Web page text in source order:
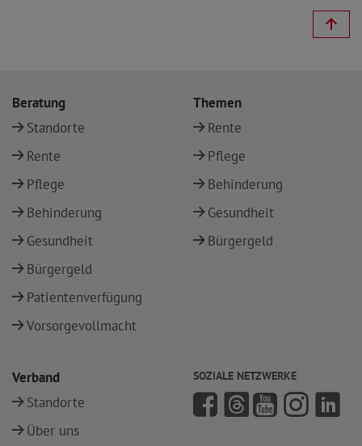
Beratung
Standorte
Rente
Pflege
Behinderung
Gesundheit
Bürgergeld
Patientenverfügung
Vorsorgevollmacht
Themen
Rente
Pflege
Behinderung
Gesundheit
Bürgergeld
Verband
Standorte
Über uns
SOZIALE NETZWERKE